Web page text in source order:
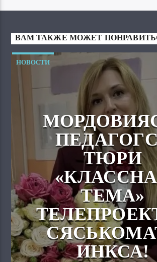
ВАМ ТАКЖЕ МОЖЕТ
НОВОСТИ
ТЮРИ
ТЕМА»
ИНКСА!